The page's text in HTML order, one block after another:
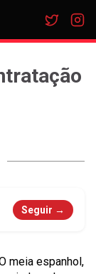
Seguir →
meia espanhol,